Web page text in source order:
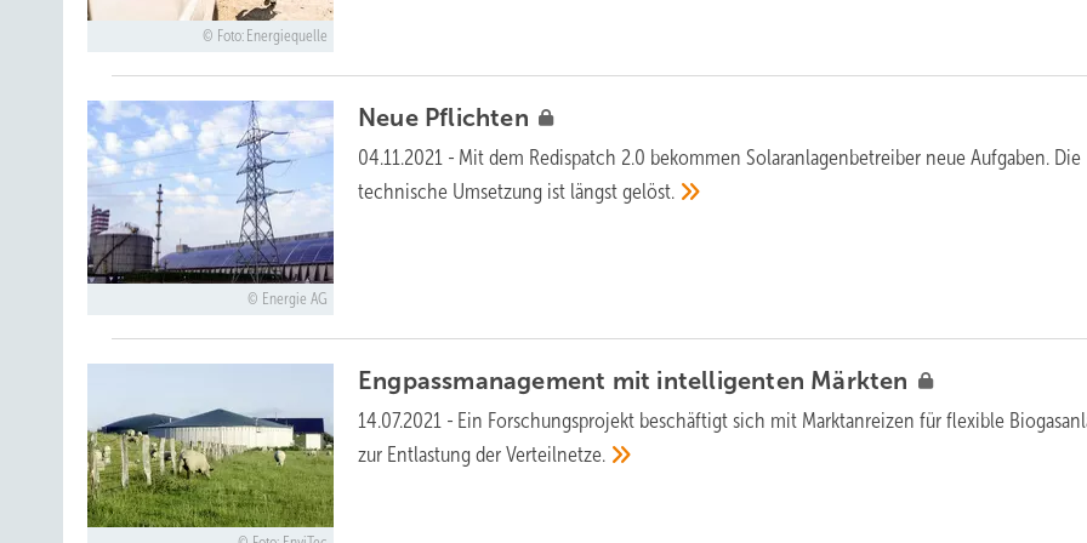
Foto: Energiequelle
Energie AG
Neue Pflichten
04.11.2021 - Mit dem Redispatch 2.0 bekommen Solaranlagenbetreiber neue Aufgaben. Die
technische Umsetzung ist längstgelöst.
Engpassmanagement mit intelligenten Märkten
14.07.2021 - Ein Forschungsprojekt beschäftigt sich mit Marktanreizen für flexible
zur Entlastung derVerteilnetze.